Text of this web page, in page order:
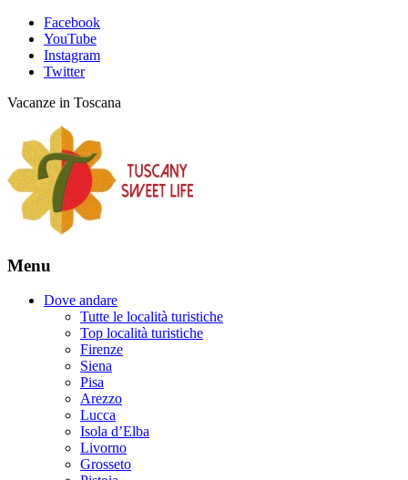
Facebook
YouTube
Instagram
Twitter
Vacanze in Toscana
Menu
Dove andare
Tutte le località turistiche
Top località turistiche
Firenze
Siena
Pisa
Arezzo
Lucca
Isola d’Elba
Livorno
Grosseto